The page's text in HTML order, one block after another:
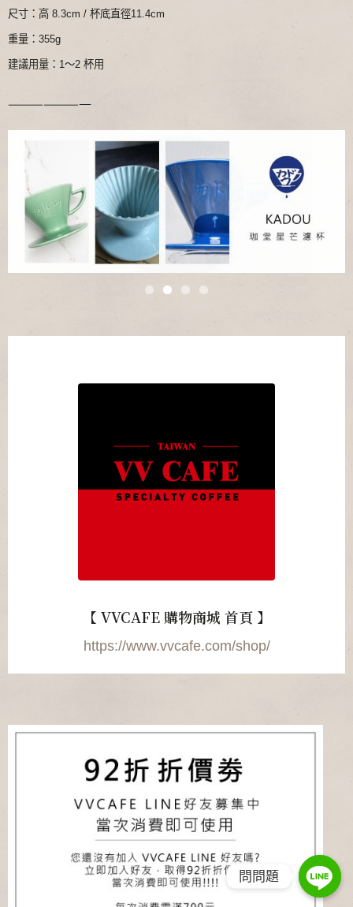
尺寸：高 8.3cm / 杯底直徑11.4cm
重量：355g
建議用量：1～2 杯用
———————
【 VVCAFE 購物商城 首頁 】
https://www.vvcafe.com/shop/
問問題